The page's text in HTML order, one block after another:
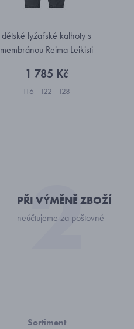
dětské lyžařské kalhoty s
membránou Reima Leikisti
1 785 Kč
116 122 128
PŘI VÝMĚNĚ ZBOŽÍ
neúčtujeme za poštovné
Sortiment